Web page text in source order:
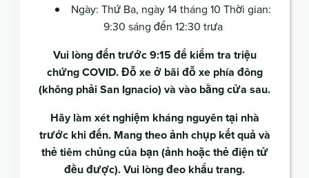
Ngày: Thứ Ba, ngày 14 tháng 10 Thời gian:
9:30 sáng đến 12:30 trưa
Vui lòng đến trước 9:15 để kiểm tra triệu
chứng COVID. Đỗ xe ở bãi đỗ xe phía đông
(không phải San Ignacio) và vào bằng cửa sau.
Hãy làm xét nghiệm kháng nguyên tại nhà
trước khi đến. Mang theo ảnh chụp kết quả và
thẻ tiêm chủng của bạn (ảnh hoặc thẻ điện tử
đều được). Vui lòng đeo khẩu trang.